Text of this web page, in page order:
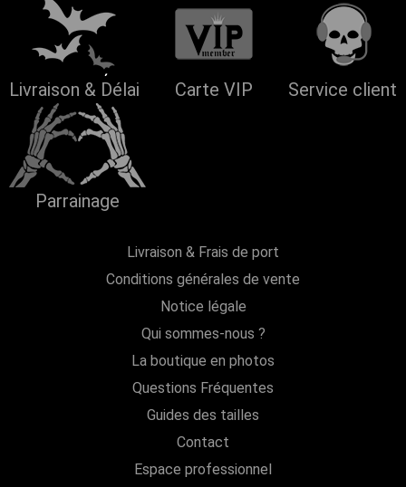
Livraison & Délai Carte VIP Service client
Parrainage
Livraison & Frais de port
Conditions générales de vente
Notice légale
Qui sommes-nous ?
La boutique en photos
Questions Fréquentes
Guides des tailles
Contact
Espace professionnel